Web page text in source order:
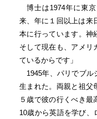
博士は1974年に東
来、年に１回以上は来
本に行っています。神
そして現在も、アメリ
ているからです」
1945年、パリでブル
生まれた。両親と祖父
５歳で彼の行くべき最
10歳から英語を学び、